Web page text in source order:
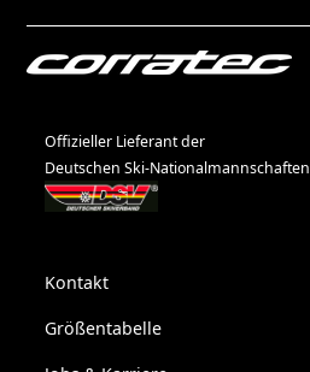
Offizieller Lieferant der
Deutschen Ski-Nationalmannschaften
Kontakt
Größentabelle